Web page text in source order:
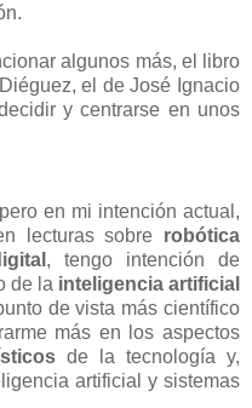
algunos más, el libro
el de José Ignacio
y centrarse en unos
en mi intención actual,
lecturas sobre robótica
, tengo intención de
de la inteligencia artificial
de vista más científico
más en los aspectos
de la tecnología y,
artificial y sistemas